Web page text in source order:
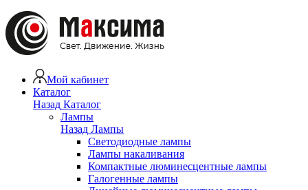
Мой кабинет
Каталог
Назад Каталог
Лампы
Назад Лампы
Светодиодные лампы
Лампы накаливания
Компактные люминесцентные лампы
Галогенные лампы